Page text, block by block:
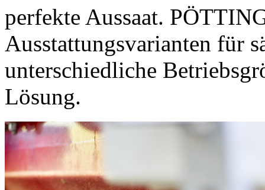
perfekte Aussaat.
Ausstattungsvarianten für
unterschiedliche
Lösung.